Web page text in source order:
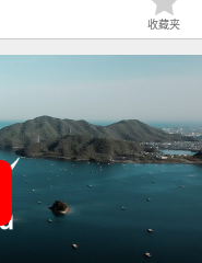
收藏夹